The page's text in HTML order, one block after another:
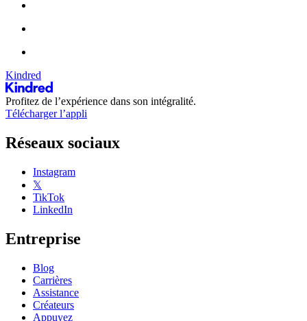
Kindred
Profitez de l’expérience dans son intégralité.
Télécharger l’appli
Réseaux sociaux
Instagram
𝕏
TikTok
LinkedIn
Entreprise
Blog
Carrières
Assistance
Créateurs
Appuyez